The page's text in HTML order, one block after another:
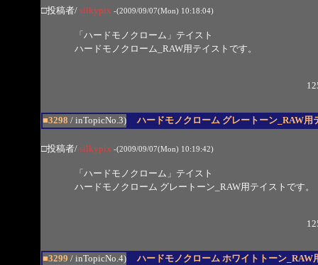
□投稿者/ silkypix -(2009/09/07(Mon) 10:18:04)
「ハードモノクローム」テイスト
ハードモノクローム_RAW用テイストです。
■3298 / inTopicNo.3) ハードモノクローム グレートーン_RAW用
□投稿者/ silkypix -(2009/09/07(Mon) 10:19:42)
「ハードモノクローム」テイスト
ハードモノクローム グレートーン_RAW用テイストです。
■3299 / inTopicNo.4) ハードモノクローム ホワイトトーン_RAW